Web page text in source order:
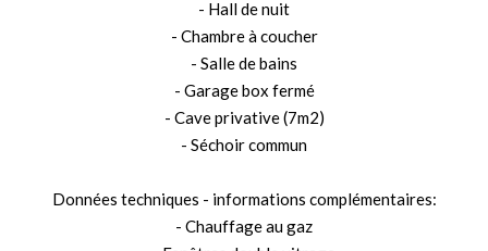
- Hall de nuit
- Chambre à coucher
- Salle de bains
- Garage box fermé
- Cave privative (7m2)
- Séchoir commun
Données techniques - informations complémentaires:
- Chauffage au gaz